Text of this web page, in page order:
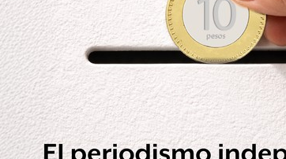
en un operativo del Instituto Nacional de